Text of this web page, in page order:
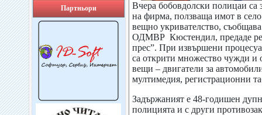
Партньори
Вчера бобовдолски полицаи са
на фирма, ползваща имот в село
вещно укривателство,
ОДМВР Кюстендил, предаде
прес”. При извършени
са открити множество чужди и
вещи – двигатели за
мултимедия, регистрационни
Задържаният е 48-годишен
полицията и с други